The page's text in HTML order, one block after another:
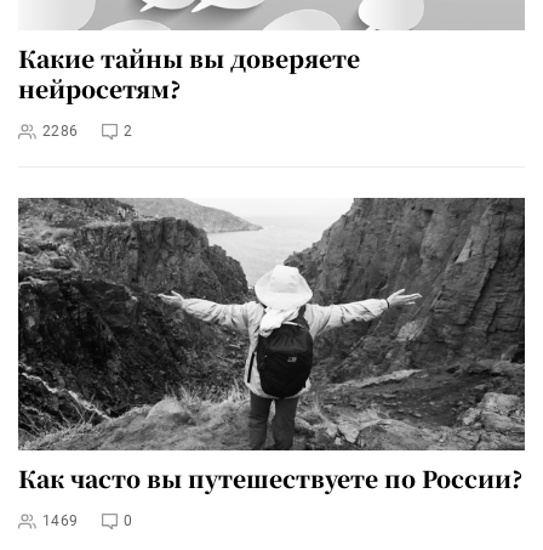
Какие тайны вы доверяете
нейросетям?
2286 2
Как часто вы путешествуете по России?
1469 0